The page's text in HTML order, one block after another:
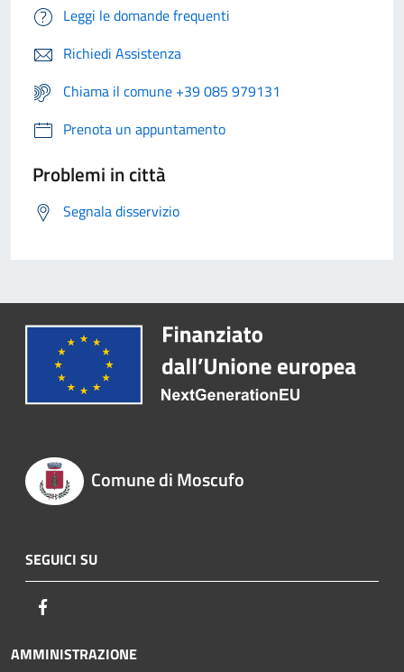
Leggi le domande frequenti
Richiedi Assistenza
Chiama il comune +39 085 979131
Prenota un appuntamento
Problemi in città
Segnala disservizio
Comune di Moscufo
SEGUICI SU
AMMINISTRAZIONE